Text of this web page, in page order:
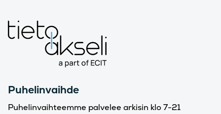
Puhelinvaihde
Puhelinvaihteemme palvelee arkisin klo 7-21